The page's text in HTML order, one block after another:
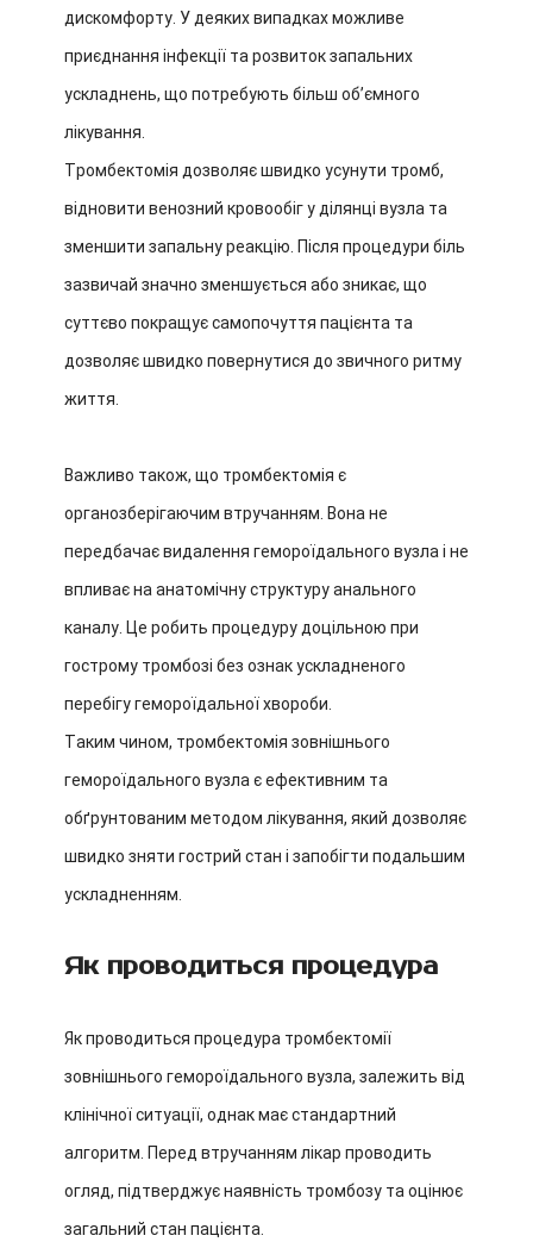
дискомфорту. У деяких випадках можливе
приєднання інфекції та розвиток запальних
ускладнень, що потребують більш об’ємного
лікування.
Тромбектомія дозволяє швидко усунути тромб,
відновити венозний кровообіг у ділянці вузла та
зменшити запальну реакцію. Після процедури біль
зазвичай значно зменшується або зникає, що
суттєво покращує самопочуття пацієнта та
дозволяє швидко повернутися до звичного ритму
життя.
Важливо також, що тромбектомія є
органозберігаючим втручанням. Вона не
передбачає видалення гемороїдального вузла і не
впливає на анатомічну структуру анального
каналу. Це робить процедуру доцільною при
гострому тромбозі без ознак ускладненого
перебігу гемороїдальної хвороби.
Таким чином, тромбектомія зовнішнього
гемороїдального вузла є ефективним та
обґрунтованим методом лікування, який дозволяє
швидко зняти гострий стан і запобігти подальшим
ускладненням.
Як проводиться процедура
Як проводиться процедура тромбектомії
зовнішнього гемороїдального вузла, залежить від
клінічної ситуації, однак має стандартний
алгоритм. Перед втручанням лікар проводить
огляд, підтверджує наявність тромбозу та оцінює
загальний стан пацієнта.